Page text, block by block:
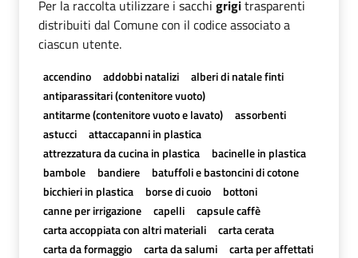
Per la raccolta utilizzare i sacchi grigitrasparenti
distribuiti dal Comune con il codice associato a
ciascun utente.
accendino addobbi natalizi
alberi di natale finti
antiparassitari (contenitore vuoto)
antitarme (contenitore vuoto e lavato)
assorbenti
astucci
attaccapanni in plastica
attrezzatura da cucina in plastica
bacinelle in plastica
bambole
bandiere
batuffoli e bastoncini di cotone
bicchieri in plastica
borse di cuoio
bottoni
canne per irrigazione
capelli
capsule caffè
carta accoppiata con altri materiali
carta cerata
carta da formaggio
carta da salumi
carta per affettati